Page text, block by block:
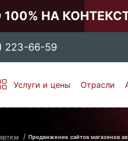
100% НА
223-66-59
Петербург Нижний
Услуги и цены Отрасли
Продвижение сайтов магазинов